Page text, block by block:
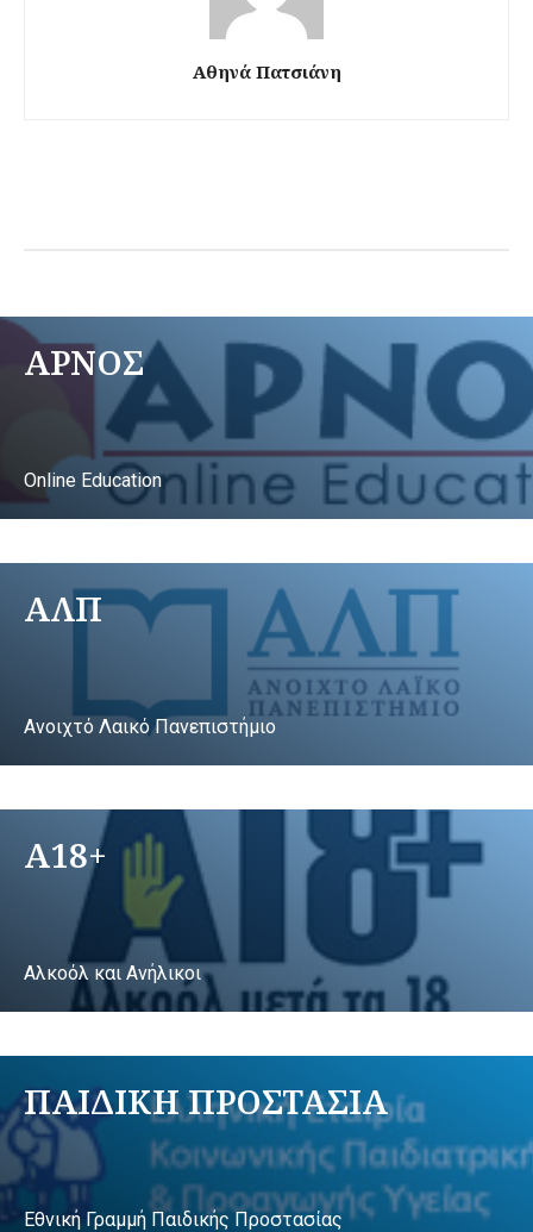
Αθηνά Πατσιάνη
ΑΡΝΟΣ
Online Education
ΑΛΠ
Ανοιχτό Λαικό Πανεπιστήμιο
A18+
Αλκοόλ και Ανήλικοι
ΠΑΙΔΙΚΗ ΠΡΟΣΤΑΣΙΑ
Εθνική Γραμμή Παιδικής Προστασίας